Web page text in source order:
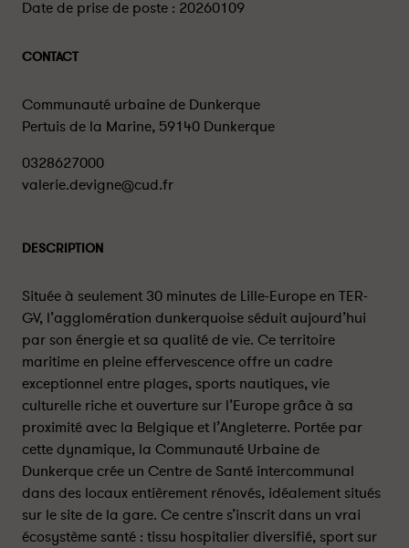
Date de prise de poste : 20260109
CONTACT
Communauté urbaine de Dunkerque
Pertuis de la Marine, 59140 Dunkerque
0328627000
valerie.devigne@cud.fr
DESCRIPTION
Située à seulement 30 minutes de Lille-Europe en TER-
GV, l’agglomération dunkerquoise séduit aujourd’hui
par son énergie et sa qualité de vie. Ce territoire
maritime en pleine effervescence offre un cadre
exceptionnel entre plages, sports nautiques, vie
culturelle riche et ouverture sur l’Europe grâce à sa
proximité avec la Belgique et l’Angleterre. Portée par
cette dynamique, la Communauté Urbaine de
Dunkerque crée un Centre de Santé intercommunal
dans des locaux entièrement rénovés, idéalement situés
sur le site de la gare. Ce centre s’inscrit dans un vrai
écosystème santé : tissu hospitalier diversifié, sport sur